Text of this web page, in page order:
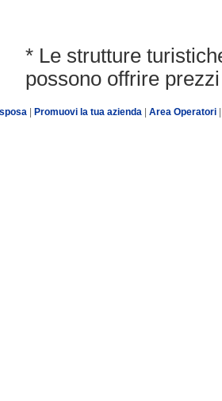
* Le strutture
possono offrire
| Promuovi la tua azienda Area Operatori